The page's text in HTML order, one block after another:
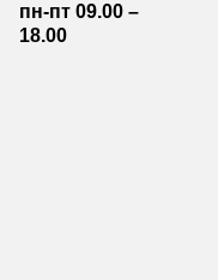
пн-пт 09.00 –
18.00